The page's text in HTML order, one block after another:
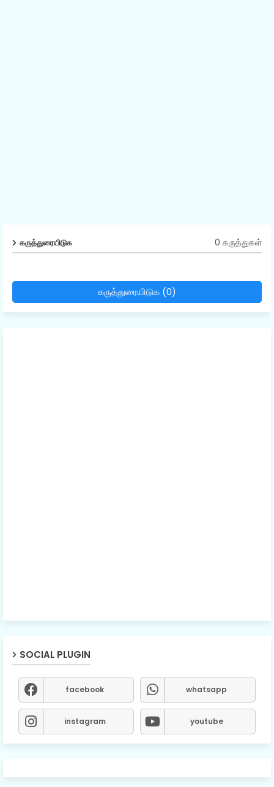
கருத்துரையிடுக 0 கருத்துகள்
கருத்துரையிடுக (0)
SOCIAL PLUGIN
facebook whatsapp
instagram youtube